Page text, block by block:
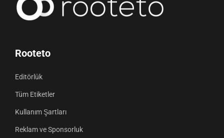
Rooteto
Editörlük
Tüm Etiketler
Kullanım Şartları
Reklam ve Sponsorluk